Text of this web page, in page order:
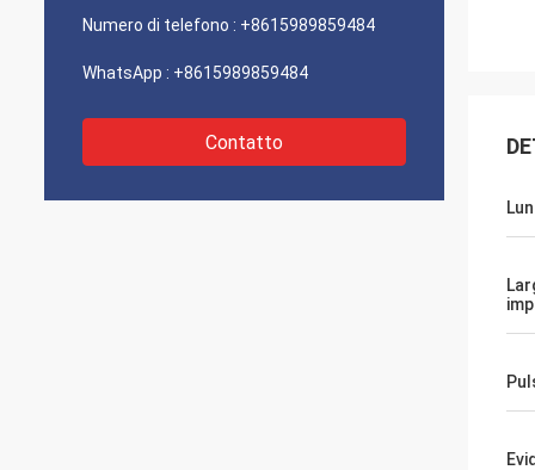
Numero di telefono : +8615989859484
WhatsApp : +8615989859484
Contatto